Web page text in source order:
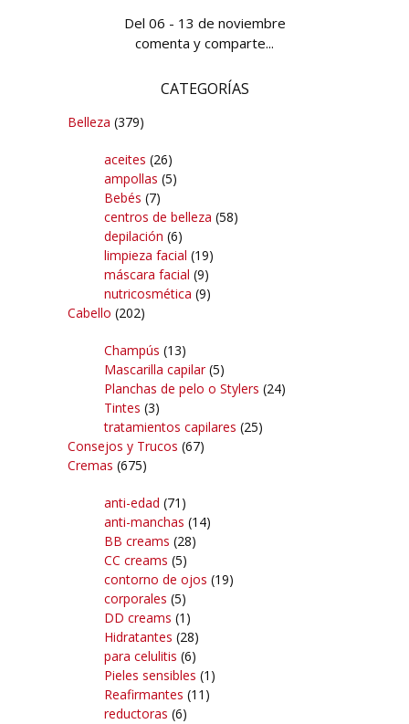
Del 06 - 13 de noviembre
comenta y comparte...
CATEGORÍAS
Belleza (379)
aceites (26)
ampollas (5)
Bebés (7)
centros de belleza (58)
depilación (6)
limpieza facial (19)
máscara facial (9)
nutricosmética (9)
Cabello (202)
Champús (13)
Mascarilla capilar(5)
Planchas de pelo o Stylers (24)
Tintes (3)
tratamientos capilares (25)
Consejos y Trucos (67)
Cremas (675)
anti-edad (71)
anti-manchas (14)
BB creams (28)
CC creams (5)
contorno de ojos (19)
corporales (5)
DD creams (1)
Hidratantes (28)
para celulitis (6)
Pieles sensibles (1)
Reafirmantes (11)
reductoras (6)